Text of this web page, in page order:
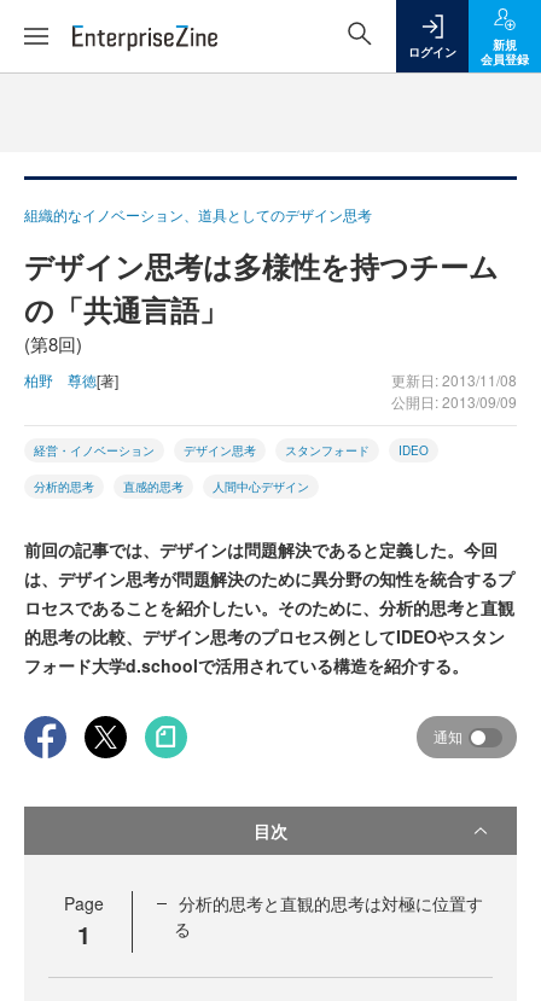
ログイン
新規
会員登録
組織的なイノベーション、道具としてのデザイン思考
デザイン思考は多様性を持つチーム
の「共通言語」
(第8回)
柏野 尊徳[著]
更新日: 2013/11/08
公開日: 2013/09/09
経営・イノベーション デザイン思考 スタンフォード IDEO
分析的思考 直感的思考 人間中心デザイン
前回の記事では、デザインは問題解決であると定義した。今回
は、デザイン思考が問題解決のために異分野の知性を統合するプ
ロセスであることを紹介したい。そのために、分析的思考と直観
的思考の比較、デザイン思考のプロセス例としてIDEOやスタン
フォード大学d.schoolで活用されている構造を紹介する。
通知
目次
Page
1
分析的思考と直観的思考は対極に位置す
る